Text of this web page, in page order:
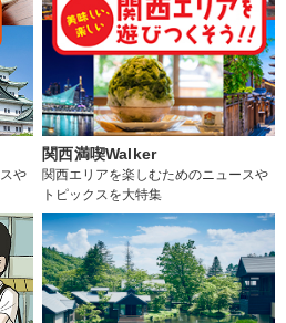
や
関西満喫Walker
関西エリアを楽しむためのニュースや
トピックスを大特集